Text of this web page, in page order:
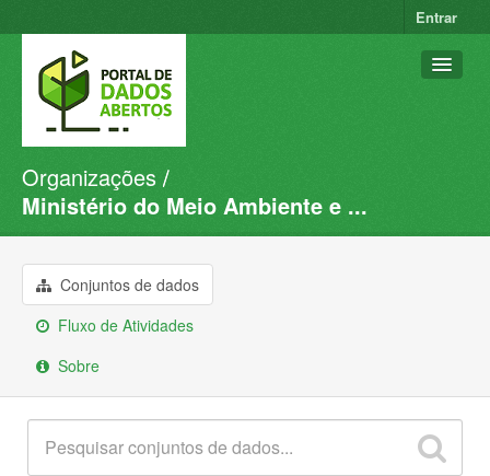
Entrar
Conjuntos de dados
Organizações
Sobre
Organizações
Ministério do Meio Ambiente e ...
Conjuntos de dados
Fluxo de Atividades
Sobre